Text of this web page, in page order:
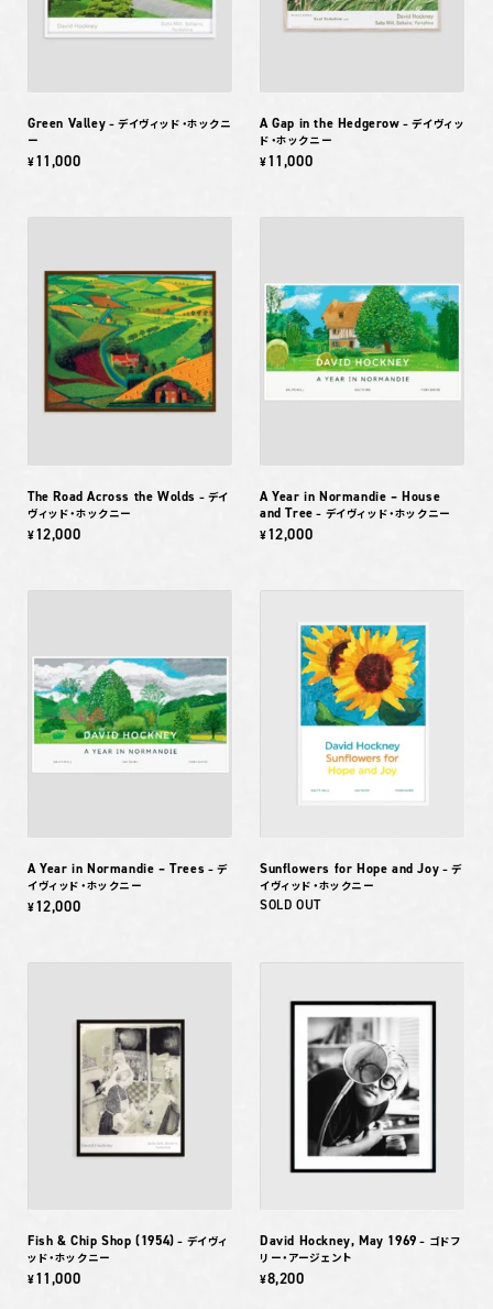
Green Valley – デイヴィッド・ホックニ
ー
¥11,000
A Gap in the Hedgerow – デイヴィッ
ド・ホックニー
¥11,000
The Road Across the Wolds – デイ
ヴィッド・ホックニー
¥12,000
A Year in Normandie – House
and Tree – デイヴィッド・ホックニー
¥12,000
A Year in Normandie – Trees – デ
イヴィッド・ホックニー
¥12,000
Sunflowers for Hope and Joy – デ
イヴィッド・ホックニー
SOLD OUT
Fish & Chip Shop (1954) – デイヴィ
ッド・ホックニー
¥11,000
David Hockney, May 1969 – ゴドフ
リー・アージェント
¥8,200